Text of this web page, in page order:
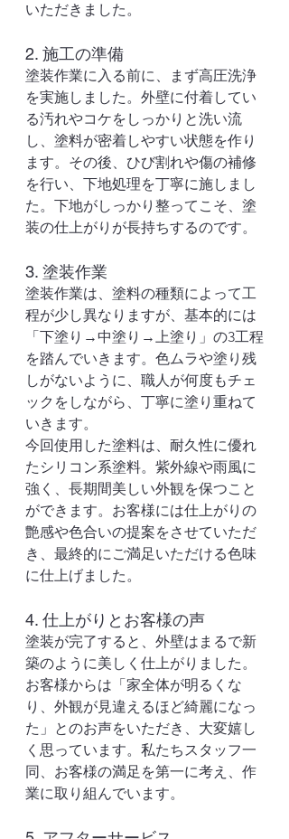
いただきました。
2. 施工の準備
塗装作業に入る前に、まず高圧洗浄
を実施しました。外壁に付着してい
る汚れやコケをしっかりと洗い流
し、塗料が密着しやすい状態を作り
ます。その後、ひび割れや傷の補修
を行い、下地処理を丁寧に施しまし
た。下地がしっかり整ってこそ、塗
装の仕上がりが長持ちするのです。
3. 塗装作業
塗装作業は、塗料の種類によって工
程が少し異なりますが、基本的には
「下塗り→中塗り→上塗り」の3工程
を踏んでいきます。色ムラや塗り残
しがないように、職人が何度もチェ
ックをしながら、丁寧に塗り重ねて
いきます。
今回使用した塗料は、耐久性に優れ
たシリコン系塗料。紫外線や雨風に
強く、長期間美しい外観を保つこと
ができます。お客様には仕上がりの
艶感や色合いの提案をさせていただ
き、最終的にご満足いただける色味
に仕上げました。
4. 仕上がりとお客様の声
塗装が完了すると、外壁はまるで新
築のように美しく仕上がりました。
お客様からは「家全体が明るくな
り、外観が見違えるほど綺麗になっ
た」とのお声をいただき、大変嬉し
く思っています。私たちスタッフ一
同、お客様の満足を第一に考え、作
業に取り組んでいます。